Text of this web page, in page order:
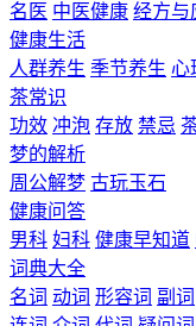
名医 中医健康 经方与
健康生活
人群养生 季节养生 心
茶常识
功效 冲泡 存放 禁忌
梦的解析
周公解梦 古玩玉石
健康问答
男科 妇科 健康早知道
词典大全
名词 动词 形容词 副词